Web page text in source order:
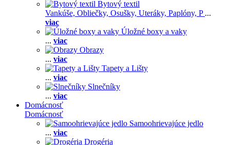
Bytový textil
Vankúše, Obliečky, Osušky, Uteráky, Paplóny, P ...
viac
Úložné boxy a vaky
... viac
Obrazy
... viac
Tapety a Lišty
... viac
Slnečníky
... viac
Domácnosť
Domácnosť
Samoohrievajúce jedlo
... viac
Drogéria